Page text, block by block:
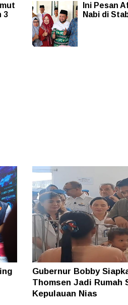
3
Ini Pesan
Nabi di
Gubernur Bobby
Thomsen Jadi Rumah
Kepulauan Nias